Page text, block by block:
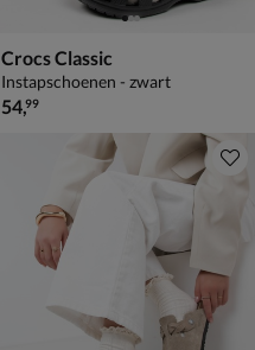
Crocs Classic
Instapschoenen - zwart
€ 54,99
54,99